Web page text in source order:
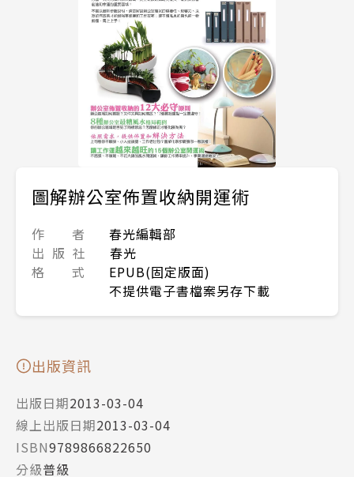
圖解辦公室佈置收納開運術
作 者
春光編輯部
出 版 社
春光
格 式
EPUB(固定版面)
不提供電子書檔案另存下載
出版資訊
出版日期2013-03-04
線上出版日期2013-03-04
ISBN9789866822650
分級普級